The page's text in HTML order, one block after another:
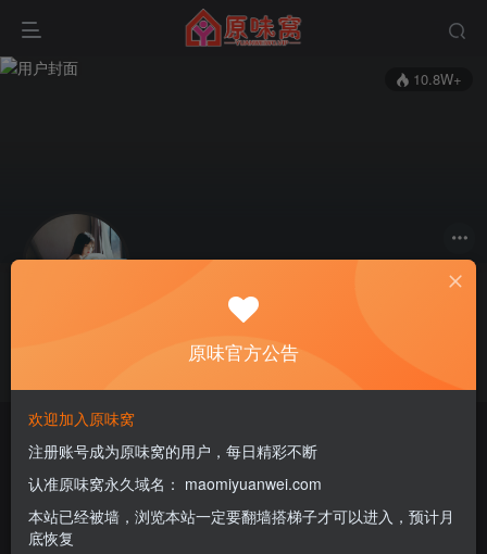
10.8W+
woshicaixukun123
私信
原味商城
原味官方公告
欢迎加入原味窝
注册账号成为原味窝的用户，每日精彩不断
认准原味窝永久域名： maomiyuanwei.com
本站已经被墙，浏览本站一定要翻墙搭梯子才可以进入，预计月
底恢复